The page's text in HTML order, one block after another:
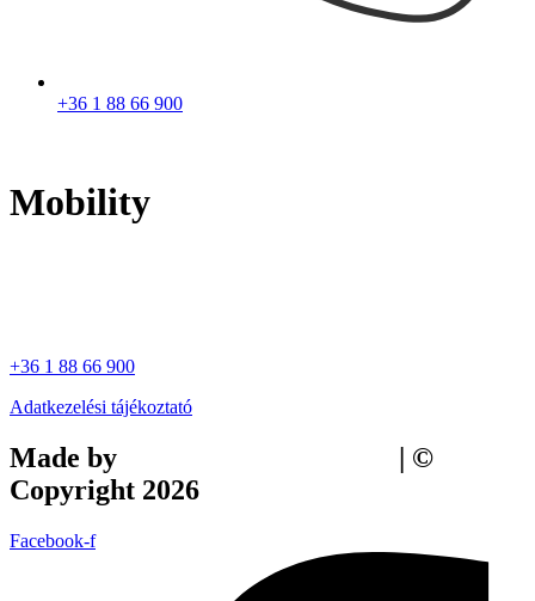
+36 1 88 66 900
Mobility
+36 1 88 66 900
Adatkezelési tájékoztató
Made by
| ©
Copyright 2026
Facebook-f